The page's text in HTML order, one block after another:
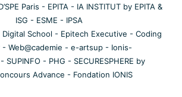
Paris - EPITA - IA INSTITUT by EPITA &
ISG - ESME - IPSA
School - Epitech Executive - Coding
- Web@cademie - e-artsup- Ionis-
- SUPINFO - PHG - SECURESPHERE by
Advance - Fondation IONIS